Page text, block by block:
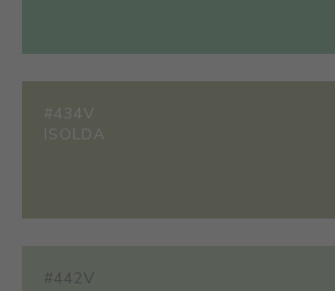
#434V
ISOLDA
#442V